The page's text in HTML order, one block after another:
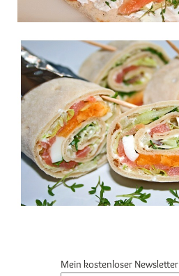
Mein kostenloser Newsletter